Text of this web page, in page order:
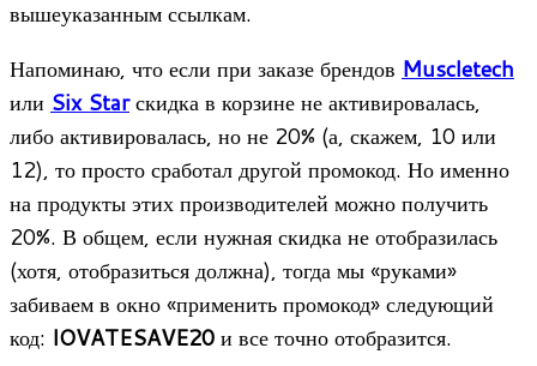
вышеуказанным ссылкам.
Напоминаю, что если при заказе брендов Muscletech
или Six Starскидка в корзине не активировалась,
либо активировалась, но не 20% (а, скажем, 10 или
12), то просто сработал другой промокод. Но именно
на продукты этих производителей можно получить
20%. В общем, если нужная скидка не отобразилась
(хотя, отобразиться должна), тогда мы «руками»
забиваем в окно «применить промокод» следующий
код: IOVATESAVE20и все точно отобразится.